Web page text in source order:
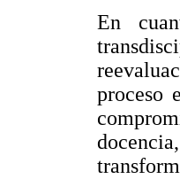
En
proceso